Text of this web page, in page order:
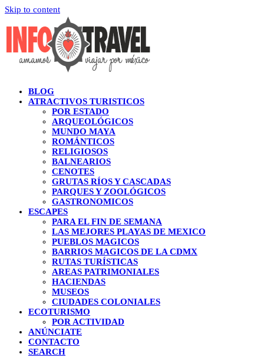
Skip to content
BLOG
ATRACTIVOS TURISTICOS
POR ESTADO
ARQUEOLÓGICOS
MUNDO MAYA
ROMÁNTICOS
RELIGIOSOS
BALNEARIOS
CENOTES
GRUTAS RÍOS Y CASCADAS
PARQUES Y ZOOLÓGICOS
GASTRONOMICOS
ESCAPES
PARA EL FIN DE SEMANA
LAS MEJORES PLAYAS DE MEXICO
PUEBLOS MAGICOS
BARRIOS MAGICOS DE LA CDMX
RUTAS TURÍSTICAS
AREAS PATRIMONIALES
HACIENDAS
MUSEOS
CIUDADES COLONIALES
ECOTURISMO
POR ACTIVIDAD
ANÚNCIATE
CONTACTO
SEARCH